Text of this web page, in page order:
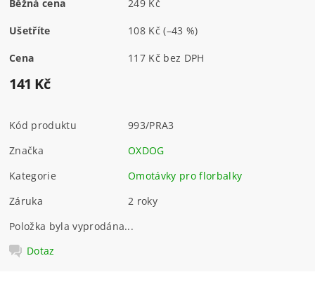
Běžná cena 249 Kč
Ušetříte 108 Kč(–43 %)
Cena 117 Kč bez DPH
141 Kč
Kód produktu
993/PRA3
Značka
OXDOG
Kategorie
Omotávky pro florbalky
Záruka
2 roky
Položka byla vyprodána...
Dotaz